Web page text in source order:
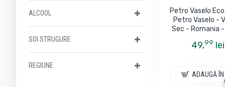
ALCOOL
SOI STRUGURE
REGIUNE
Petro Vaselo
Petro Vaselo -
Sec - Romania
49,99 lei
ADAUGĂ ÎN